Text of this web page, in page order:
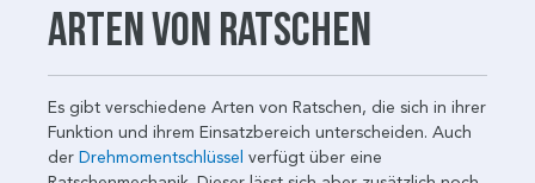
Arten von Ratschen
Es gibt verschiedene Arten von Ratschen, die sich in ihrer
Funktion und ihrem Einsatzbereich unterscheiden. Auch
der Drehmomentschlüssel verfügt über eine